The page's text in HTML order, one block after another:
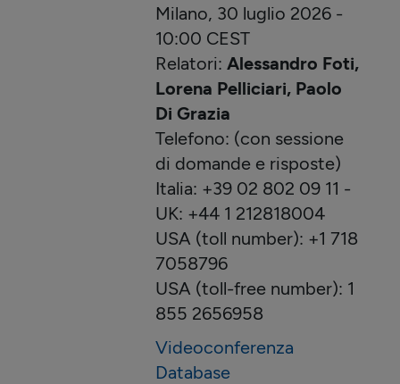
Milano, 30 luglio 2026 -
10:00 CEST
Relatori:Alessandro Foti,
Lorena Pelliciari, Paolo
Di Grazia
Telefono: (con sessione
di domande e risposte)
Italia: +39 02 802 09 11 -
UK: +44 1 212818004
USA (toll number): +1 718
7058796
USA (toll-free number): 1
855 2656958
Videoconferenza
Database